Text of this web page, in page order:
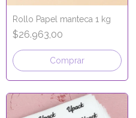
Rollo Papel manteca 1 kg
$26.963,00